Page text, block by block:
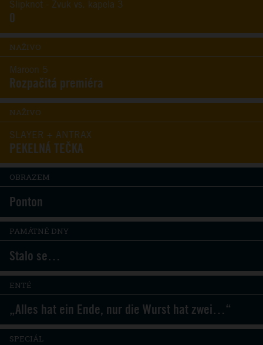
Slipknot - Zvuk vs. kapela 3
0
NAŽIVO
Maroon 5
Rozpačitá premiéra
NAŽIVO
SLAYER + ANTRAX
PEKELNÁ TEČKA
OBRAZEM
Ponton
PAMÁTNÉ DNY
Stalo se…
ENTÉ
„Alles hat ein Ende, nur die Wurst hat zwei…“
SPECIÁL